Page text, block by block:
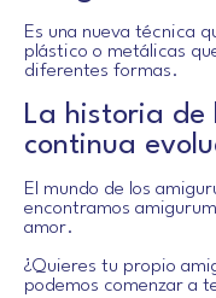
Es una nueva técnica
plástico o metálicas
diferentes formas.
La historia de
continua
El mundo de los
encontramos
amor.
¿Quieres tu propio
podemos comenzar a